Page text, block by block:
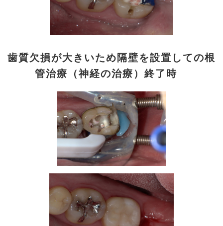
歯質欠損が大きいため隔壁を設置しての根
管治療（神経の治療）終了時